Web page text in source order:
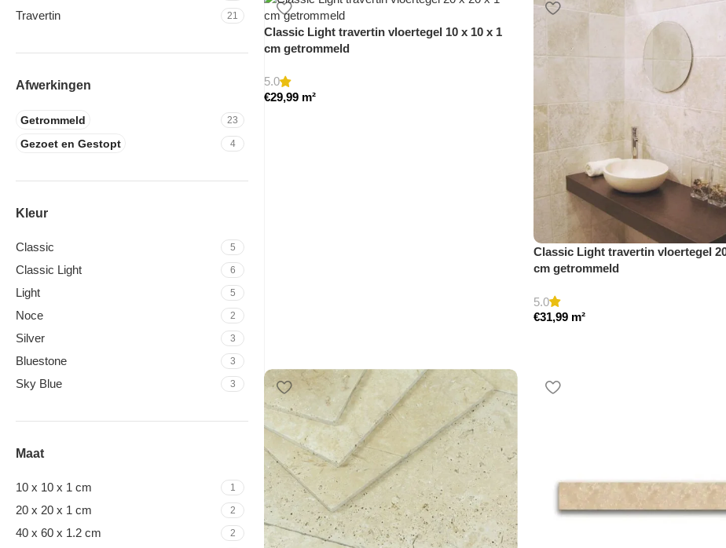
Travertin 21
Afwerkingen
Getrommeld 23
Gezoet en Gestopt 4
Kleur
Classic 5
Classic Light 6
Light 5
Noce 2
Silver 3
Bluestone 3
Sky Blue 3
Maat
10 x 10 x 1 cm 1
20 x 20 x 1 cm 2
40 x 60 x 1.2 cm 2
Classic Light travertin vloertegel 10 x 10 x 1
cm getrommeld
5.0
€29,99 m²
Classic Light travertin vloertegel
cm getrommeld
5.0
€31,99 m²